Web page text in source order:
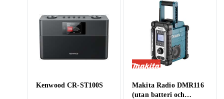
Kenwood CR-ST100S
Makita Radio DMR116
(utan batteri och